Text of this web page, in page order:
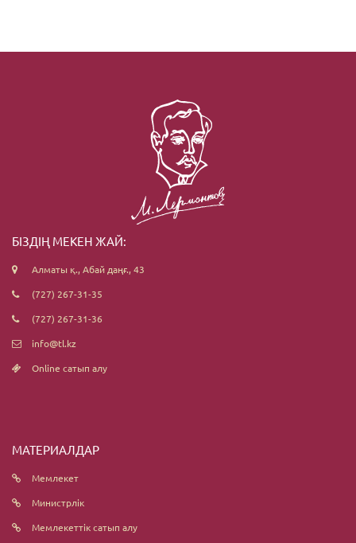
БІЗДІҢ МЕКЕН ЖАЙ:
Алматы қ., Абай даңғ., 43
(727) 267-31-35
(727) 267-31-36
info@tl.kz
Online сатып алу
МАТЕРИАЛДАР
Мемлекет
Министрлік
Мемлекеттік сатып алу